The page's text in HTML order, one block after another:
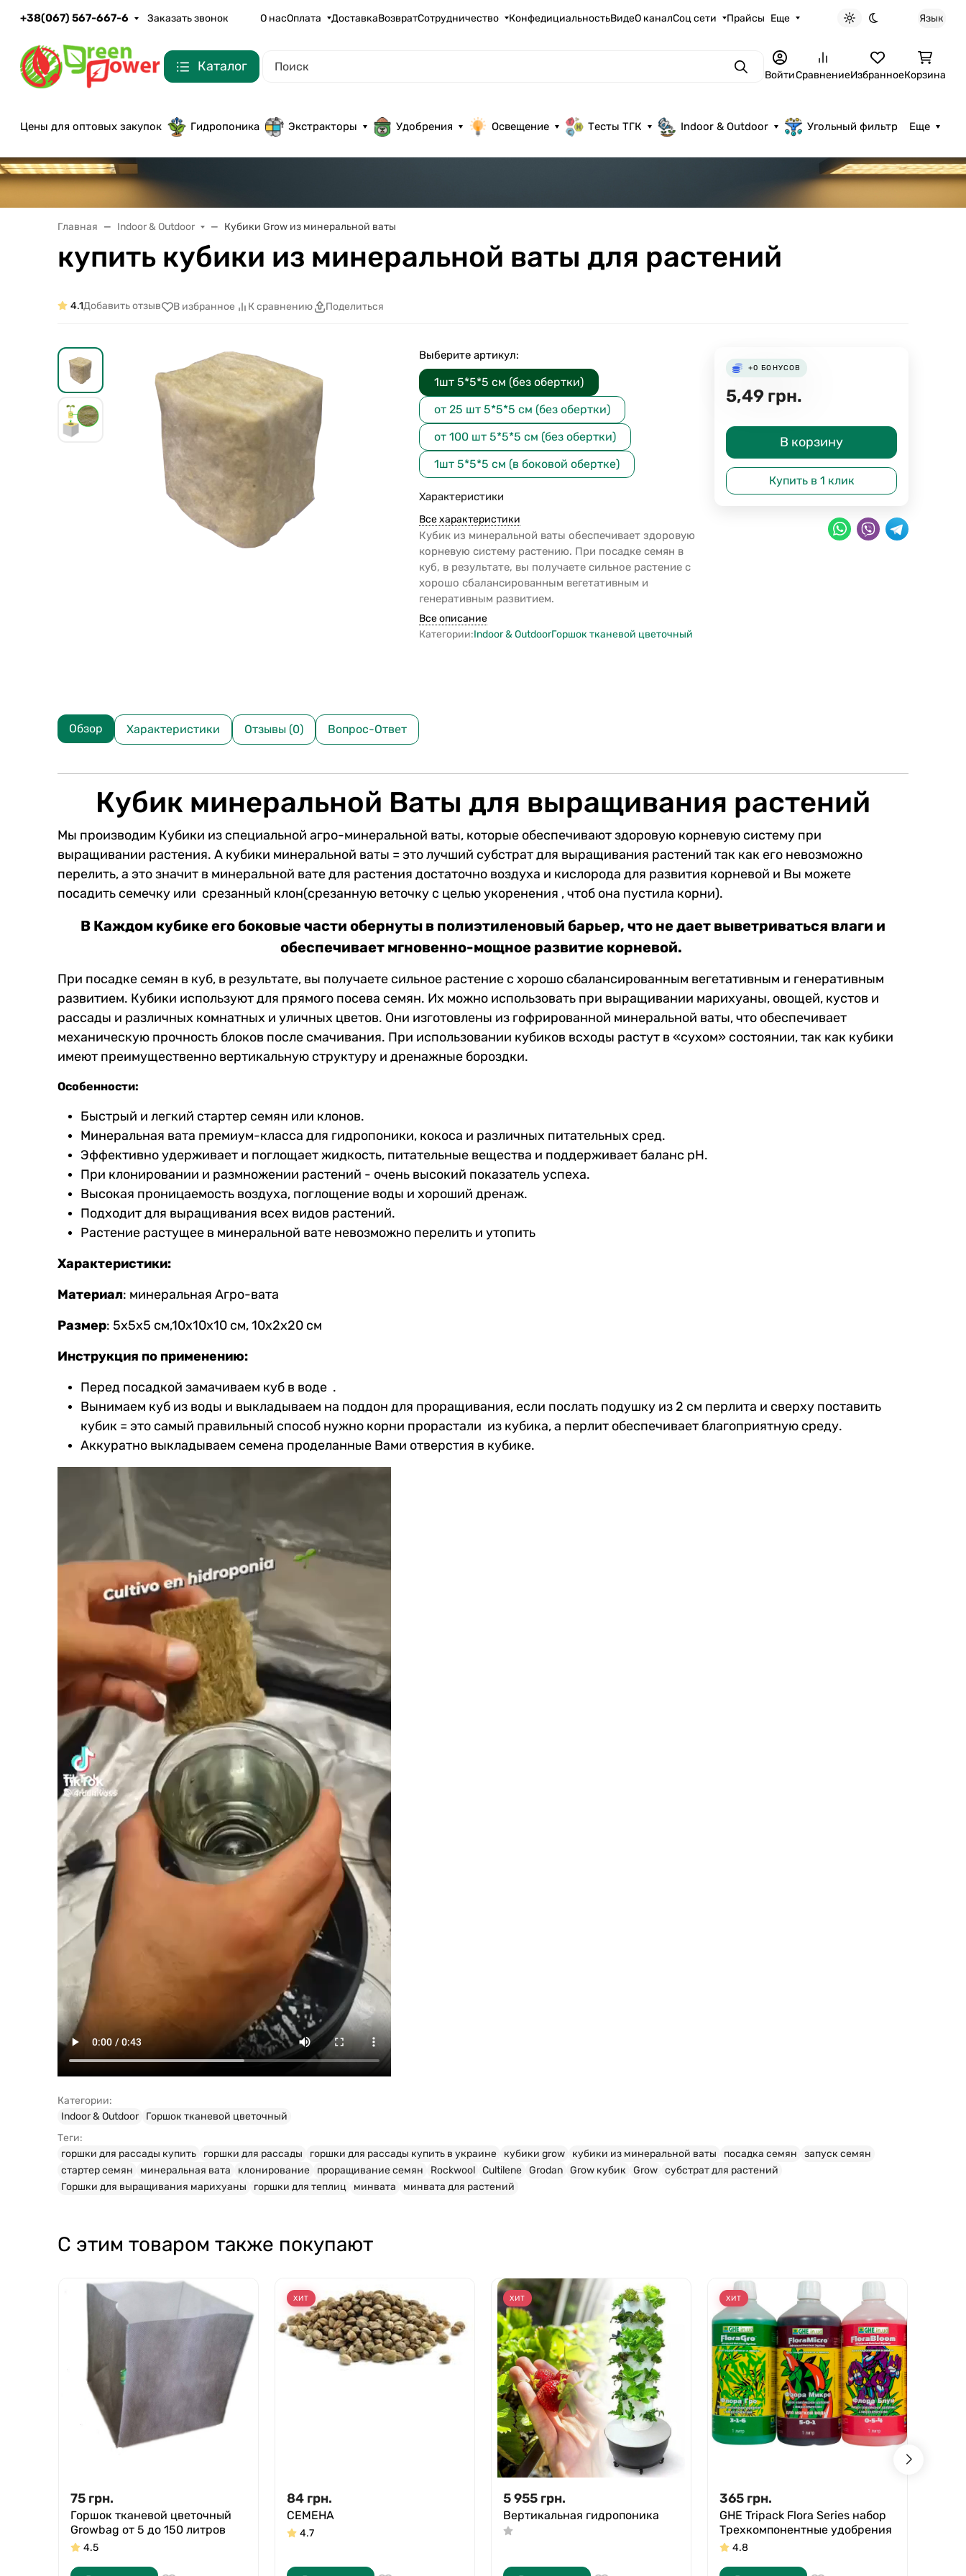
+38(067) 567-667-6 Заказать звонок О насОплата ДоставкаВозвратСотрудничество КонфедициальностьВидеО каналСоц сети Прайсы Еще
Светлая тема
Темная тема
Язык
Каталог ПоискВойтиСравнениеИзбранноеКорзина
Цены для оптовых закупок Гидропоника Экстракторы Удобрения Освещение Тесты ТГК Indoor & Outdoor Угольный фильтр Еще
Главная Indoor & Outdoor Кубики Grow из минеральной ваты
купить кубики из минеральной ваты для растений
4.1Добавить отзыв В избранное К сравнению Поделиться
Выберите артикул:
1шт 5*5*5 см (без обертки)
от 25 шт 5*5*5 см (без обертки)
от 100 шт 5*5*5 см (без обертки)
1шт 5*5*5 см (в боковой обертке)
Характеристики
Все характеристики
Кубик из минеральной ваты обеспечивает здоровую
корневую систему растению. При посадке семян в
куб, в результате, вы получаете сильное растение с
хорошо сбалансированным вегетативным и
генеративным развитием.
Все описание
Категории:Indoor & OutdoorГоршок тканевой цветочный
+0 БОНУСОВ
5,49 грн.
В корзину
Купить в 1 клик
Обзор Характеристики Отзывы (0) Вопрос-Ответ
Кубик минеральной Ваты для выращивания растений
Мы производим Кубики из специальной агро-минеральной ваты, которые обеспечивают здоровую корневую систему при
выращивании растения. А кубики минеральной ваты = это лучший субстрат для выращивания растений так как его невозможно
перелить, а это значит в минеральной вате для растения достаточно воздуха и кислорода для развития корневой и Вы можете
посадить семечку или срезанный клон(срезанную веточку с целью укоренения , чтоб она пустила корни).
В Каждом кубике его боковые части обернуты в полиэтиленовый барьер, что не дает выветриваться влаги и
обеспечивает мгновенно-мощное развитие корневой.
При посадке семян в куб, в результате, вы получаете сильное растение с хорошо сбалансированным вегетативным и генеративным
развитием. Кубики используют для прямого посева семян. Их можно использовать при выращивании марихуаны, овощей, кустов и
рассады и различных комнатных и уличных цветов. Они изготовлены из гофрированной минеральной ваты, что обеспечивает
механическую прочность блоков после смачивания. При использовании кубиков всходы растут в «сухом» состоянии, так как кубики
имеют преимущественно вертикальную структуру и дренажные бороздки.
Особенности:
Быстрый и легкий стартер семян или клонов.
Минеральная вата премиум-класса для гидропоники, кокоса и различных питательных сред.
Эффективно удерживает и поглощает жидкость, питательные вещества и поддерживает баланс pH.
При клонировании и размножении растений - очень высокий показатель успеха.
Высокая проницаемость воздуха, поглощение воды и хороший дренаж.
Подходит для выращивания всех видов растений.
Растение растущее в минеральной вате невозможно перелить и утопить
Характеристики:
Материал: минеральная Агро-вата
Размер: 5x5x5 см,10x10x10 см, 10x2x20 см
Инструкция по применению:
Перед посадкой замачиваем куб в воде .
Вынимаем куб из воды и выкладываем на поддон для проращивания, если послать подушку из 2 см перлита и сверху поставить
кубик = это самый правильный способ нужно корни прорастали из кубика, а перлит обеспечивает благоприятную среду.
Аккуратно выкладываем семена проделанные Вами отверстия в кубике.
Категории:
Indoor & Outdoor
Горшок тканевой цветочный
Теги:
горшки для рассады купить
горшки для рассады горшки для рассады купить в украине кубики grow кубики из минеральной ваты посадка семян
запуск семян
стартер семян
минеральная вата клонирование проращивание семян Rockwool Cultilene Grodan Grow кубик Grow субстрат для растений
Горшки для выращивания марихуаны
горшки для теплиц минвата минвата для растений
С этим товаром также покупают
75 грн.
Горшок тканевой цветочный
Growbag от 5 до 150 литров
4.5
ХИТ
84 грн.
СЕМЕНА
4.7
ХИТ
5 955 грн.
Вертикальная гидропоника
ХИТ
365 грн.
GHE Tripack Flora Series набор
Трехкомпонентные удобрения
4.8